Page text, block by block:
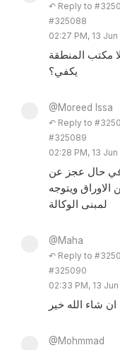
↶ Reply to
#325088
02:27 PM, 13
مكتب المنطقة
يكفي؟
@Moreed Issa
↶ Reply to
#325089
02:28 PM, 13
في حال عجز عن
الاوراق ويتوجه
لمبنى الوكالة
@Maha
↶ Reply to
#325090
02:33 PM, 13
ان شاء الله خير
@Mohmmad